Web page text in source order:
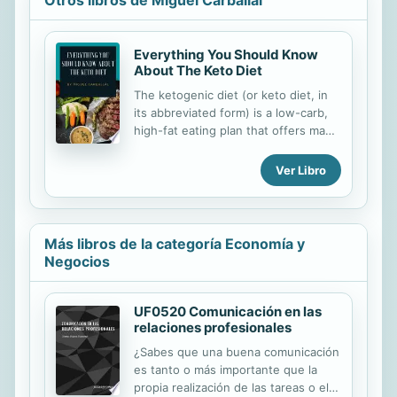
Everything You Should Know
About The Keto Diet
The ketogenic diet (or keto diet, in
its abbreviated form) is a low-carb,
high-fat eating plan that offers many
studies show that this type of diet
can help you lose weight and
improve health. Ketogenic diets can
cancer, epilepsy, and Alzheimer's.
Ver Libro
Más libros de la categoría Economía y
Negocios
UF0520 Comunicación en las
relaciones profesionales
¿Sabes que una buena comunicación
es tanto o más importante que la
propia realización de las tareas o el